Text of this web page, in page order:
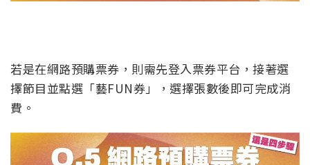
若是在網路預購票券，則需先登入票券平台，接著選
擇節目並點選「藝FUN券」，選擇張數後即可完成消
費。